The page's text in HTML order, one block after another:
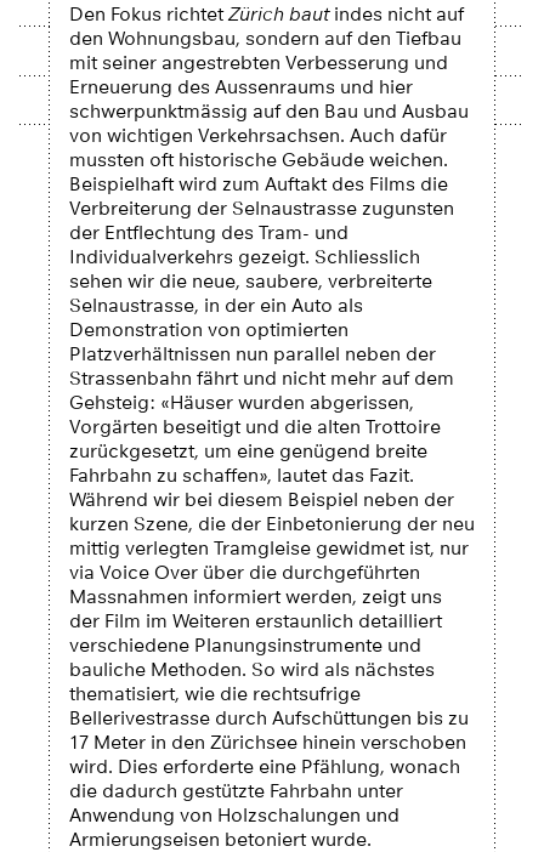
Den Fokus richtetZürich bautindes nicht auf
den Wohnungsbau, sondern auf den Tiefbau
mit seiner angestrebten Verbesserung und
Erneuerung des Aussenraums und hier
schwerpunktmässig auf den Bau und Ausbau
von wichtigen Verkehrsachsen. Auch dafür
mussten oft historische Gebäude weichen.
Beispielhaft wird zum Auftakt des Films die
Verbreiterung der Selnaustrasse zugunsten
der Entflechtung des Tram- und
Individualverkehrs gezeigt. Schliesslich
sehen wir die neue, saubere, verbreiterte
Selnaustrasse, in der ein Auto als
Demonstration von optimierten
Platzverhältnissen nun parallel neben der
Strassenbahn fährt und nicht mehr auf dem
Gehsteig: «Häuser wurden abgerissen,
Vorgärten beseitigt und die alten Trottoire
zurückgesetzt, um eine genügend breite
Fahrbahn zu schaffen», lautet das Fazit.
Während wir bei diesem Beispiel neben der
kurzen Szene, die der Einbetonierung der neu
mittig verlegten Tramgleise gewidmet ist, nur
via Voice Over über die durchgeführten
Massnahmen informiert werden, zeigt uns
der Film im Weiteren erstaunlich detailliert
verschiedene Planungsinstrumente und
bauliche Methoden. So wird als nächstes
thematisiert, wie die rechtsufrige
Bellerivestrasse durch Aufschüttungen bis zu
17 Meter in den Zürichsee hinein verschoben
wird. Dies erforderte eine Pfählung, wonach
die dadurch gestützte Fahrbahn unter
Anwendung von Holzschalungen und
Armierungseisen betoniert wurde.